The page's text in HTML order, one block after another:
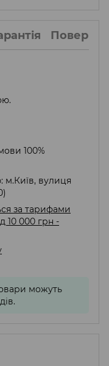
100%
м.Київ, вулиця
за тарифами
10 000 грн -
можуть